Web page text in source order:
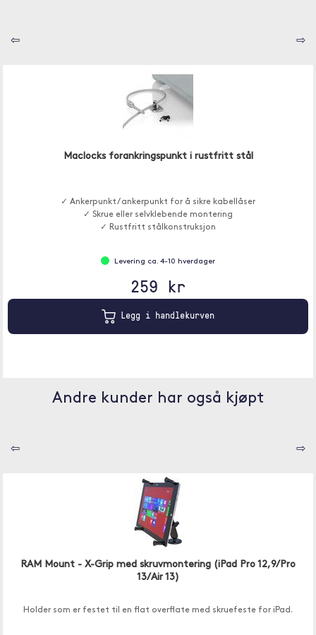
⇦ ⇨
Maclocks forankringspunkt i rustfritt stål
✓ Ankerpunkt / ankerpunkt for å sikre kabellåser
✓ Skrue eller selvklebende montering
✓ Rustfritt stålkonstruksjon
Levering ca. 4-10 hverdager
259 kr
Legg i handlekurven
Andre kunder har også kjøpt
⇦ ⇨
RAM Mount - X-Grip med skruvmontering (iPad Pro 12,9/Pro
13/Air 13)
Holder som er festet til en flat overflate med skruefeste for iPad.